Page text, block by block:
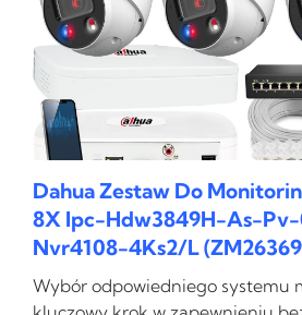
Dahua Zestaw Do
8X Ipc-Hdw3849H-As-Pv-
Nvr4108-4Ks2/L
Wybór odpowiedniego systemu